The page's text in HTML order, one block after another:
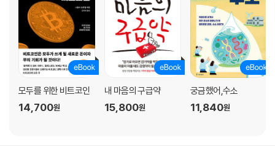
모두를 위한 비트코인
14,700원
내 마음의 구급약
15,800원
궁금했어,수소
11,840원